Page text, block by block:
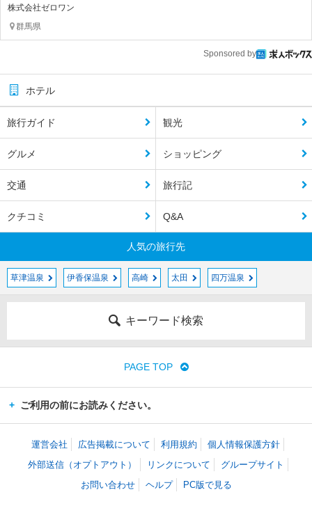
株式会社ゼロワン
群馬県
Sponsored by
ホテル
旅行ガイド 観光
グルメ ショッピング
交通 旅行記
クチコミ Q&A
人気の旅行先
草津温泉 伊香保温泉 高崎 太田 四万温泉
キーワード検索
PAGE TOP
ご利用の前にお読みください。
運営会社 広告掲載について 利用規約
個人情報保護方針
外部送信（オプトアウト）
リンクについて
グループサイト
お問い合わせ
ヘルプ PC版で見る